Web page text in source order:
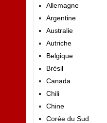
Allemagne
Argentine
Australie
Autriche
Belgique
Brésil
Canada
Chili
Chine
Corée du Sud